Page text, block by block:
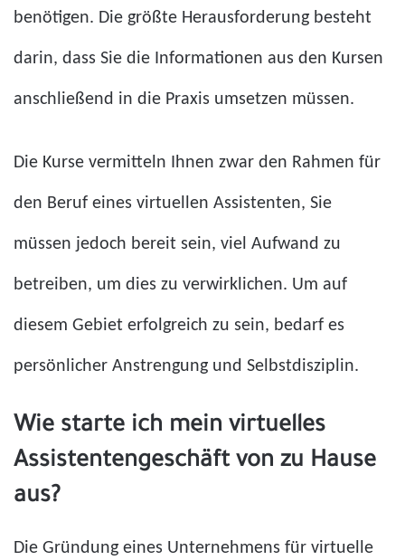
benötigen. Die größte Herausforderung besteht
darin, dass Sie die Informationen aus den Kursen
anschließend in die Praxis umsetzen müssen.
Die Kurse vermitteln Ihnen zwar den Rahmen für
den Beruf eines virtuellen Assistenten, Sie
müssen jedoch bereit sein, viel Aufwand zu
betreiben, um dies zu verwirklichen. Um auf
diesem Gebiet erfolgreich zu sein, bedarf es
persönlicher Anstrengung und Selbstdisziplin.
Wie starte ich mein virtuelles
Assistentengeschäft von zu Hause
aus?
Die Gründung eines Unternehmens für virtuelle